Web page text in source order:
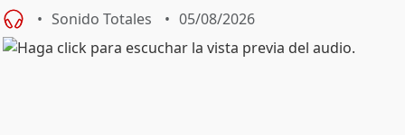
Sonido Totales 05/08/2026